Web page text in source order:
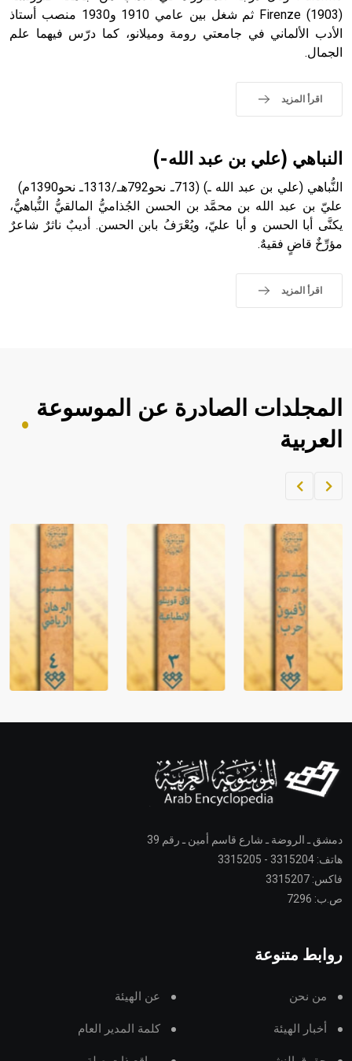
التاسع، وهم ينتسبون إلى أسرة أوسروين
(1903) Firenze ثم شغل بين عامي 1910 و1930 منصب أستاذ
الأدب الألماني في جامعتي رومة وميلانو، كما درّس فيهما علم
الجمال.
اقرأ المزيد
النباهي (علي بن عبد الله-)
النُّباهي (علي بن عبد الله ـ) (713ـ نحو792هـ/1313ـ نحو1390م)
عليّ بن عبد الله بن محمَّد بن الحسن الجُذاميُّ المالقيُّ النُّباهيُّ،
يكنَّى أبا الحسن و أبا عليّ، ويُعْرَفُ بابن الحسن. أديبٌ ناثرٌ شاعرٌ
مؤرِّخٌ قاضٍ فقيهٌ.
اقرأ المزيد
المجلدات الصادرة عن الموسوعة
العربية
دمشق ـ الروضة ـ شارع قاسم أمين ـ رقم 39
هاتف: 3315204 - 3315205
فاكس: 3315207
ص.ب: 7296
روابط متنوعة
من نحن عن الهيئة
أخبار الهيئة كلمة المدير العام